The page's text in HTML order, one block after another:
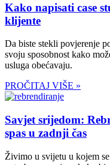
Kako napisati case
klijente
Da biste stekli povjerenje
svoju sposobnost kako
usluga obećavaju.
PROČITAJ VIŠE »
Savjet srijedom:
spas u zadnji čas
Živimo u svijetu u kojem